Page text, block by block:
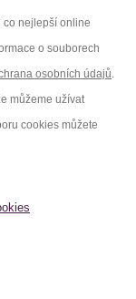
co nejlepší online
o souborech
osobních údajů.
můžeme užívat
cookies můžete